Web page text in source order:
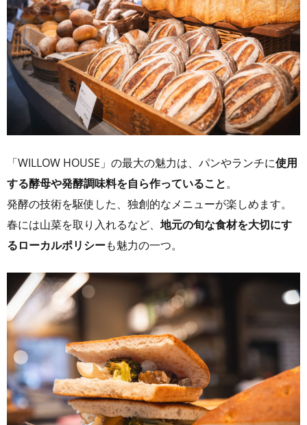
「WILLOW HOUSE」の最大の魅力は、パンやランチに使用
する酵母や発酵調味料を自ら作っていること。
発酵の技術を駆使した、独創的なメニューが楽しめます。
春には山菜を取り入れるなど、 地元の旬な食材を大切にす
るローカルポリシーも魅力の一つ。